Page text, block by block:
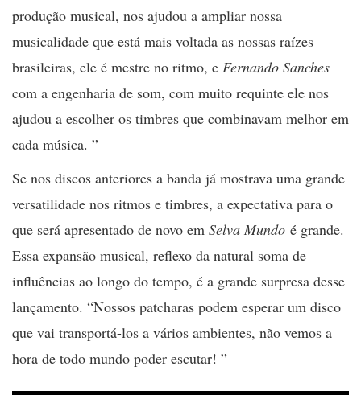
produção musical, nos ajudou a ampliar nossa
musicalidade que está mais voltada as nossas raízes
brasileiras, ele é mestre no ritmo, e Fernando Sanches
com a engenharia de som, com muito requinte ele nos
ajudou a escolher os timbres que combinavam melhor em
cada música. ”
Se nos discos anteriores a banda já mostrava uma grande
versatilidade nos ritmos e timbres, a expectativa para o
que será apresentado de novo em Selva Mundo é grande.
Essa expansão musical, reflexo da natural soma de
influências ao longo do tempo, é a grande surpresa desse
lançamento. “Nossos patcharas podem esperar um disco
que vai transportá-los a vários ambientes, não vemos a
hora de todo mundo poder escutar! ”